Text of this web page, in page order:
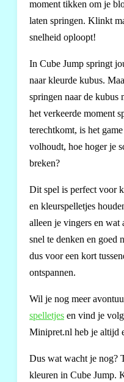
moment tikken om je
laten springen. Klinkt
snelheid oploopt!
In Cube Jump springt
naar kleurde kubus.
springen naar de kubus
het verkeerde moment
terechtkomt, is het
volhoudt, hoe hoger je
breken?
Dit spel is perfect voor
en kleurspelletjes
alleen je vingers en wat
snel te denken en goed
dus voor een kort
ontspannen.
Wil je nog meer
spelletjes en vind je
Minipret.nl heb je altijd
Dus wat wacht je nog?
kleuren in Cube Jump.